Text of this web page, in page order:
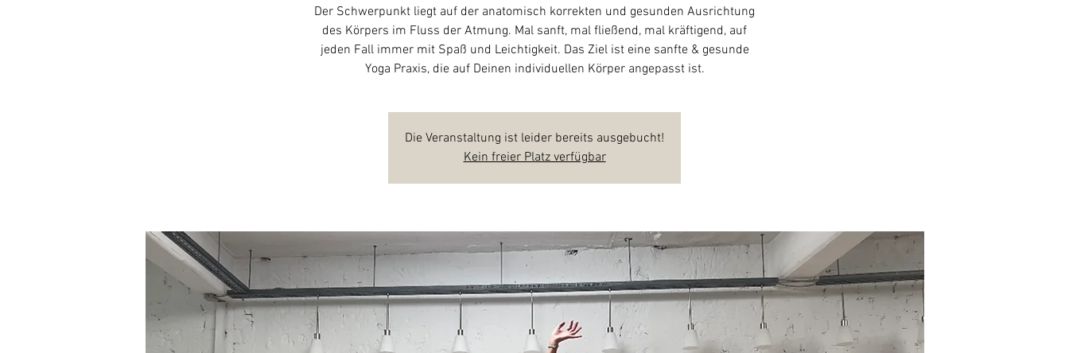
Der Schwerpunkt liegt auf der anatomisch korrekten und gesunden Ausrichtung
des Körpers im Fluss der Atmung. Mal sanft, mal fließend, mal kräftigend, auf
jeden Fall immer mit Spaß und Leichtigkeit. Das Ziel ist eine sanfte & gesunde
Yoga Praxis, die auf Deinen individuellen Körper angepasst ist.
Die Veranstaltung ist leider bereits ausgebucht!
Kein freier Platz verfügbar